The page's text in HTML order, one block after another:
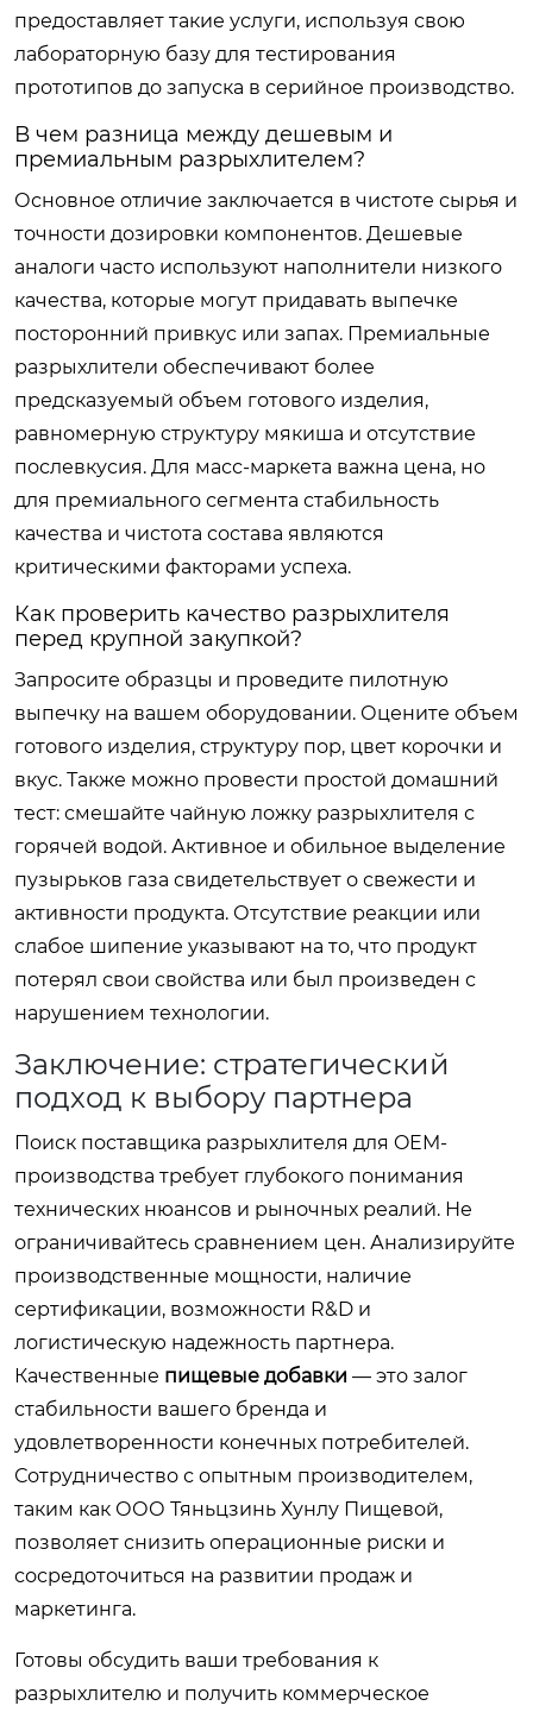
предоставляет такие услуги, используя свою
лабораторную базу для тестирования
прототипов до запуска в серийное производство.
В чем разница между дешевым и
премиальным разрыхлителем?
Основное отличие заключается в чистоте сырья и
точности дозировки компонентов. Дешевые
аналоги часто используют наполнители низкого
качества, которые могут придавать выпечке
посторонний привкус или запах. Премиальные
разрыхлители обеспечивают более
предсказуемый объем готового изделия,
равномерную структуру мякиша и отсутствие
послевкусия. Для масс-маркета важна цена, но
для премиального сегмента стабильность
качества и чистота состава являются
критическими факторами успеха.
Как проверить качество разрыхлителя
перед крупной закупкой?
Запросите образцы и проведите пилотную
выпечку на вашем оборудовании. Оцените объем
готового изделия, структуру пор, цвет корочки и
вкус. Также можно провести простой домашний
тест: смешайте чайную ложку разрыхлителя с
горячей водой. Активное и обильное выделение
пузырьков газа свидетельствует о свежести и
активности продукта. Отсутствие реакции или
слабое шипение указывают на то, что продукт
потерял свои свойства или был произведен с
нарушением технологии.
Заключение: стратегический
подход к выбору партнера
Поиск поставщика разрыхлителя для OEM-
производства требует глубокого понимания
технических нюансов и рыночных реалий. Не
ограничивайтесь сравнением цен. Анализируйте
производственные мощности, наличие
сертификации, возможности R&D и
логистическую надежность партнера.
Качественные пищевые добавки — это залог
стабильности вашего бренда и
удовлетворенности конечных потребителей.
Сотрудничество с опытным производителем,
таким как ООО Тяньцзинь Хунлу Пищевой,
позволяет снизить операционные риски и
сосредоточиться на развитии продаж и
маркетинга.
Готовы обсудить ваши требования к
разрыхлителю и получить коммерческое